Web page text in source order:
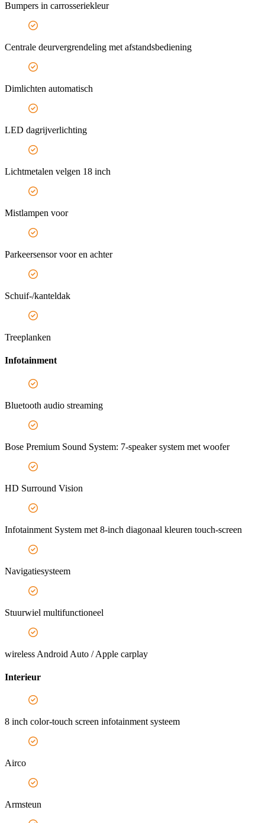
Bumpers in carrosseriekleur
Centrale deurvergrendeling met afstandsbediening
Dimlichten automatisch
LED dagrijverlichting
Lichtmetalen velgen 18 inch
Mistlampen voor
Parkeersensor voor en achter
Schuif-/kanteldak
Treeplanken
Infotainment
Bluetooth audio streaming
Bose Premium Sound System: 7-speaker system met woofer
HD Surround Vision
Infotainment System met 8-inch diagonaal kleuren touch-screen
Navigatiesysteem
Stuurwiel multifunctioneel
wireless Android Auto / Apple carplay
Interieur
8 inch color-touch screen infotainment systeem
Airco
Armsteun